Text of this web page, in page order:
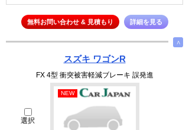
無料お問い合わせ & 見積もり 詳細を見る
∧
スズキ ワゴンR
FX 4型 衝突被害軽減ブレーキ 誤発進
選択
NEW